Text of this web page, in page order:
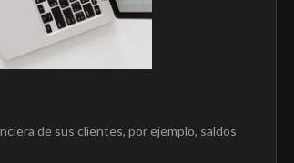
de sus clientes, por ejemplo, saldos